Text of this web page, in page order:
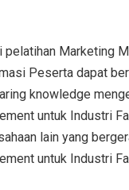
pelatihan Marketing
Peserta dapat
knowledge
untuk Industri
lain yang
untuk Industri